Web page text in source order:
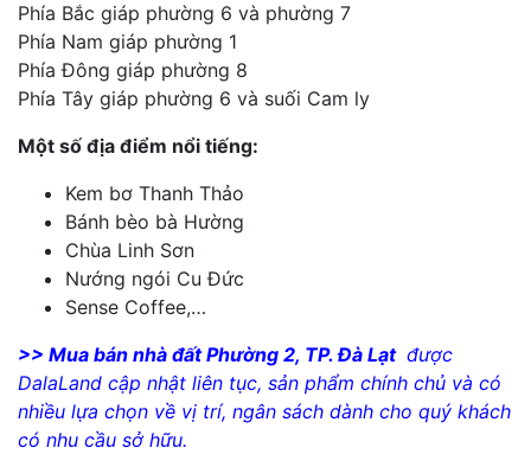
Phía Bắc giáp phường 6 và phường 7
Phía Nam giáp phường 1
Phía Đông giáp phường 8
Phía Tây giáp phường 6 và suối Cam ly
Một số địa điểm nổi tiếng:
Kem bơ Thanh Thảo
Bánh bèo bà Hường
Chùa Linh Sơn
Nướng ngói Cu Đức
Sense Coffee,…
>> Mua bán nhà đất Phường 2, TP. Đà Lạt được
DalaLand cập nhật liên tục, sản phẩm chính chủ và có
nhiều lựa chọn về vị trí, ngân sách dành cho quý khách
có nhu cầu sở hữu.